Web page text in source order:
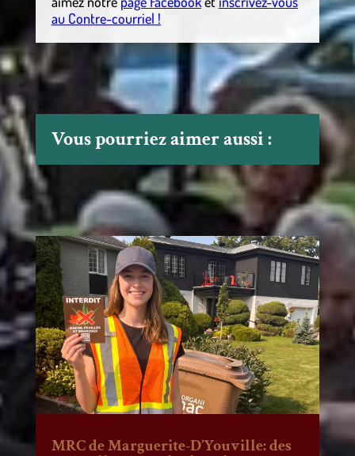
au Contre-courriel !
Vous pourriez aimer aussi :
MRC de Marguerite-D’Youville: des